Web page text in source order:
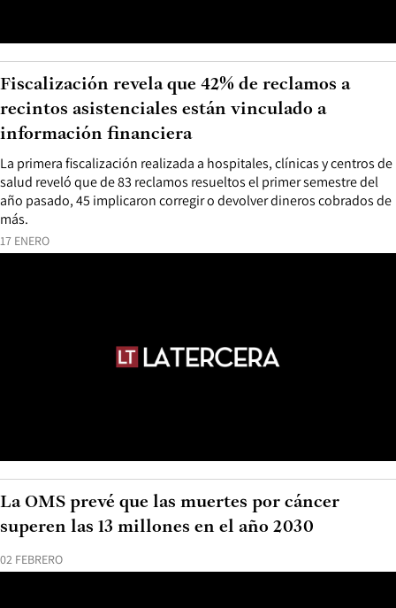
17 ENERO
La primera fiscalización realizada a hospitales, clínicas y centros de
salud reveló que de 83 reclamos resueltos el primer semestre del
año pasado, 45 implicaron corregir o devolver dineros cobrados de
más.
Fiscalización revela que 42% de reclamos a
recintos asistenciales están vinculado a
información financiera
02 FEBRERO
La OMS prevé que las muertes por cáncer
superen las 13 millones en el año 2030